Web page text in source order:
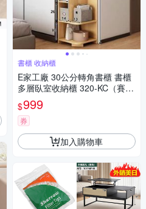
書櫃 收納櫃
E家工廠 30公分轉角書櫃 書櫃
多層臥室收納櫃 320-KC（賽杉
木色）
$999
券
加入購物車